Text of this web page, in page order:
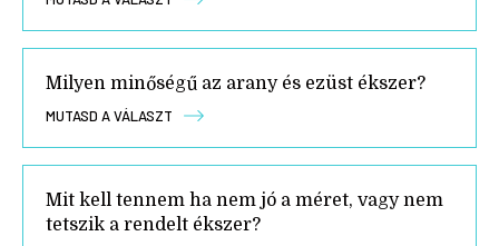
Milyen minőségű az arany és ezüst ékszer?
MUTASD A VÁLASZT
Mit kell tennem ha nem jó a méret, vagy nem
tetszik a rendelt ékszer?